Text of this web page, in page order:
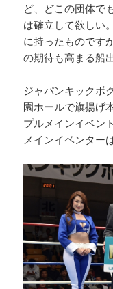
ど、どこの団体で
は確立して欲しい
に持ったものです
の期待も高まる船
ジャパンキックボ
園ホールで旗揚げ
プルメインイベン
メインイベンター